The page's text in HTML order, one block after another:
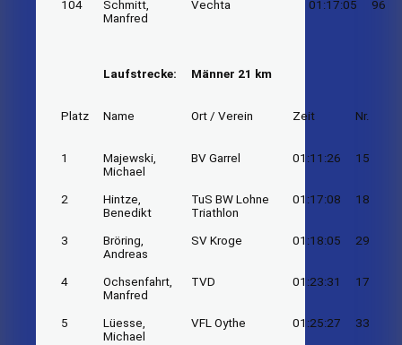
104
Schmitt,
Manfred
Vechta 01:17:05 96
Laufstrecke: Männer 21 km
Platz Name Ort / Verein Zeit Nr.
1
Majewski,
Michael
BV Garrel 01:11:26 15
2
Hintze,
Benedikt
TuS BW Lohne
Triathlon
01:17:08 18
3
Bröring,
Andreas
SV Kroge 01:18:05 29
4
Ochsenfahrt,
Manfred
TVD 01:23:31 17
5
Lüesse,
Michael
VFL Oythe 01:25:27 33